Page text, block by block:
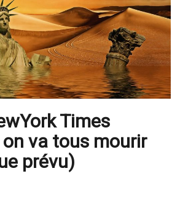
Times
va tous mourir
prévu)